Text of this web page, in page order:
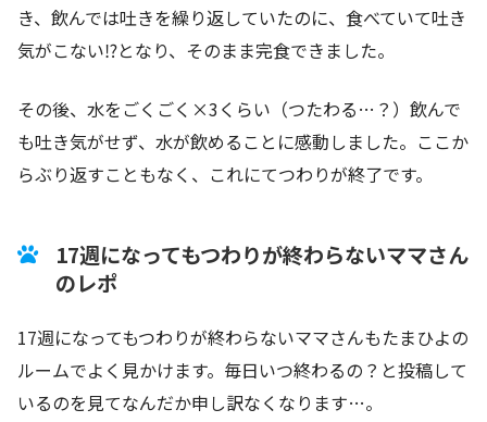
き、飲んでは吐きを繰り返していたのに、食べていて吐き
気がこない⁉となり、そのまま完食できました。
その後、水をごくごく×3くらい（つたわる…？）飲んで
も吐き気がせず、水が飲めることに感動しました。ここか
らぶり返すこともなく、これにてつわりが終了です。
17週になってもつわりが終わらないママさん
のレポ
17週になってもつわりが終わらないママさんもたまひよの
ルームでよく見かけます。毎日いつ終わるの？と投稿して
いるのを見てなんだか申し訳なくなります…。